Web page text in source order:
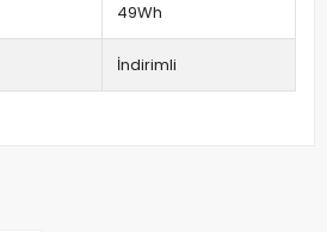
49Wh
İndirimli